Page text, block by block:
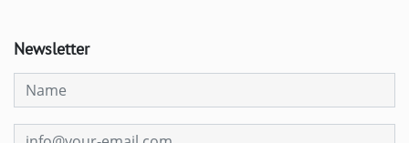
Newsletter